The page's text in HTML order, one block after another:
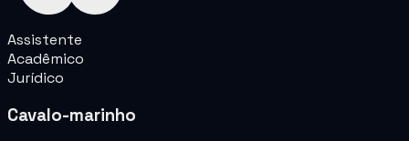
Assistente
Acadêmico
Jurídico
Cavalo-marinho